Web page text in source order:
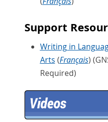
Support
Writing in
Arts (Français)
Required)